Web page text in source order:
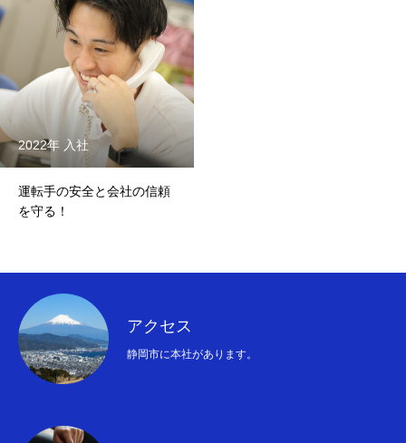
2022年 入社
運転手の安全と会社の信頼
を守る！
アクセス
静岡市に本社があります。